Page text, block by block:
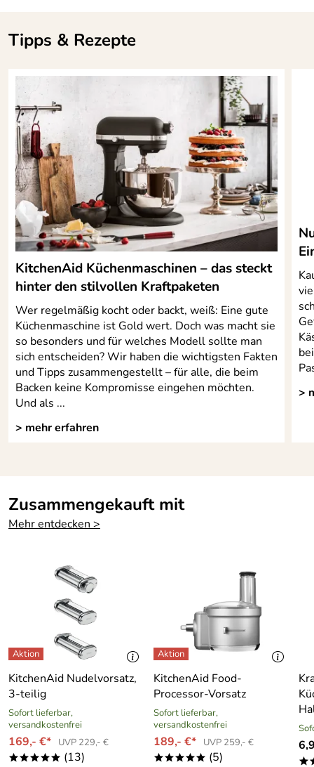
Kaufdatum: 19.06.2020
Bewertungsdatum: 07.07.2020
Heinz
*****
Verifizierte Bewertung
Eine tolle Funktionserweiterung der KitchenAid
Kaufdatum: 19.06.2020
Bewertungsdatum: 02.07.2020
Christa
*****
Verifizierte Bewertung
Es hat alles gut geklappt !
Kaufdatum: 17.01.2020
Bewertungsdatum: 04.02.2020
Tipps & Rezepte
KitchenAid Küchenmaschinen – das steckt
hinter den stilvollen Kraftpaketen
Wer regelmäßig kocht oder backt, weiß: Eine gute
Küchenmaschine ist Gold wert. Doch was macht sie
so besonders und für welches Modell sollte man
sich entscheiden? Wir haben die wichtigsten Fakten
und Tipps zusammengestellt – für alle, die beim
Backen keine Kompromisse eingehen möchten.
Und als ...
> mehr erfahren
>
Zusammengekauft mit
Mehr entdecken >
KitchenAid Nudelvorsatz,
3-teilig
Sofort lieferbar,
versandkostenfrei
169,- €* UVP 229,- €
***** (13)
KitchenAid Food-
Processor-Vorsatz
Sofort lieferbar,
versandkostenfrei
189,- €* UVP 259,- €
***** (5)